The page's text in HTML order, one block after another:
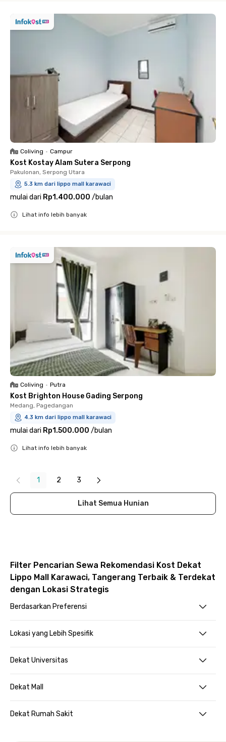
Coliving • Campur
Kost Kostay Alam Sutera Serpong
Pakulonan, Serpong Utara
5.3 km dari lippo mall karawaci
mulai dari Rp1.400.000 /bulan
Lihat info lebih banyak
Coliving • Putra
Kost Brighton House Gading Serpong
Medang, Pagedangan
4.3 km dari lippo mall karawaci
mulai dari Rp1.500.000 /bulan
Lihat info lebih banyak
1 2 3
Lihat Semua Hunian
Filter Pencarian Sewa Rekomendasi Kost Dekat
Lippo Mall Karawaci, Tangerang Terbaik & Terdekat
dengan Lokasi Strategis
Berdasarkan Preferensi
Lokasi yang Lebih Spesifik
Dekat Universitas
Dekat Mall
Dekat Rumah Sakit